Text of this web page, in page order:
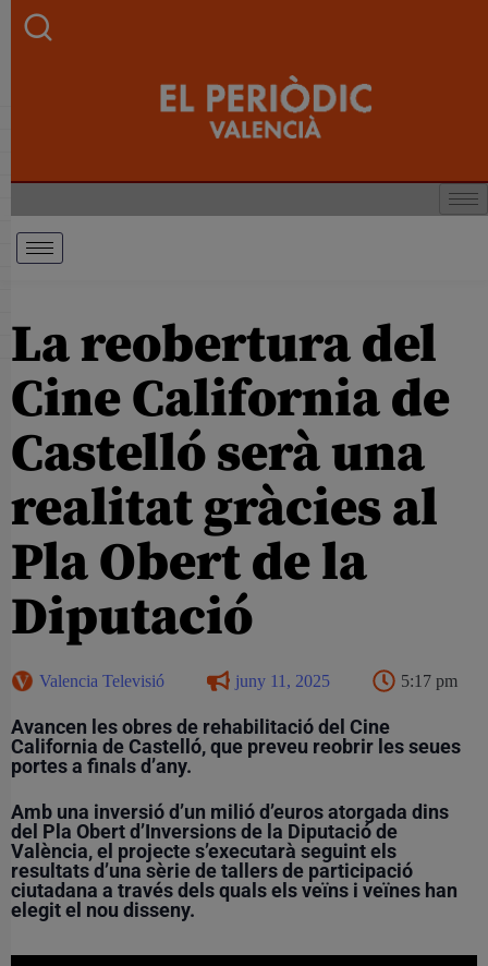
La reobertura del
Cine California de
Castelló serà una
realitat gràcies al
Pla Obert de la
Diputació
Valencia Televisió juny 11, 2025 5:17 pm
Avancen les obres de rehabilitació del Cine
California de Castelló, que preveu reobrir les seues
portes a finals d’any.
Amb una inversió d’un milió d’euros atorgada dins
del Pla Obert d’Inversions de la Diputació de
València, el projecte s’executarà seguint els
resultats d’una sèrie de tallers de participació
ciutadana a través dels quals els veïns i veïnes han
elegit el nou disseny.